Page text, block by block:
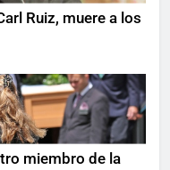
Ruiz, muere a los
miembro de la